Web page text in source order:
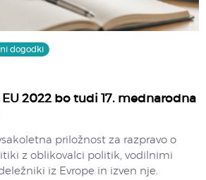
dogodki
2022 bo tudi 17. mednarodna
priložnost za razpravo o
z oblikovalci politik, vodilnimi
iz Evrope in izven nje.